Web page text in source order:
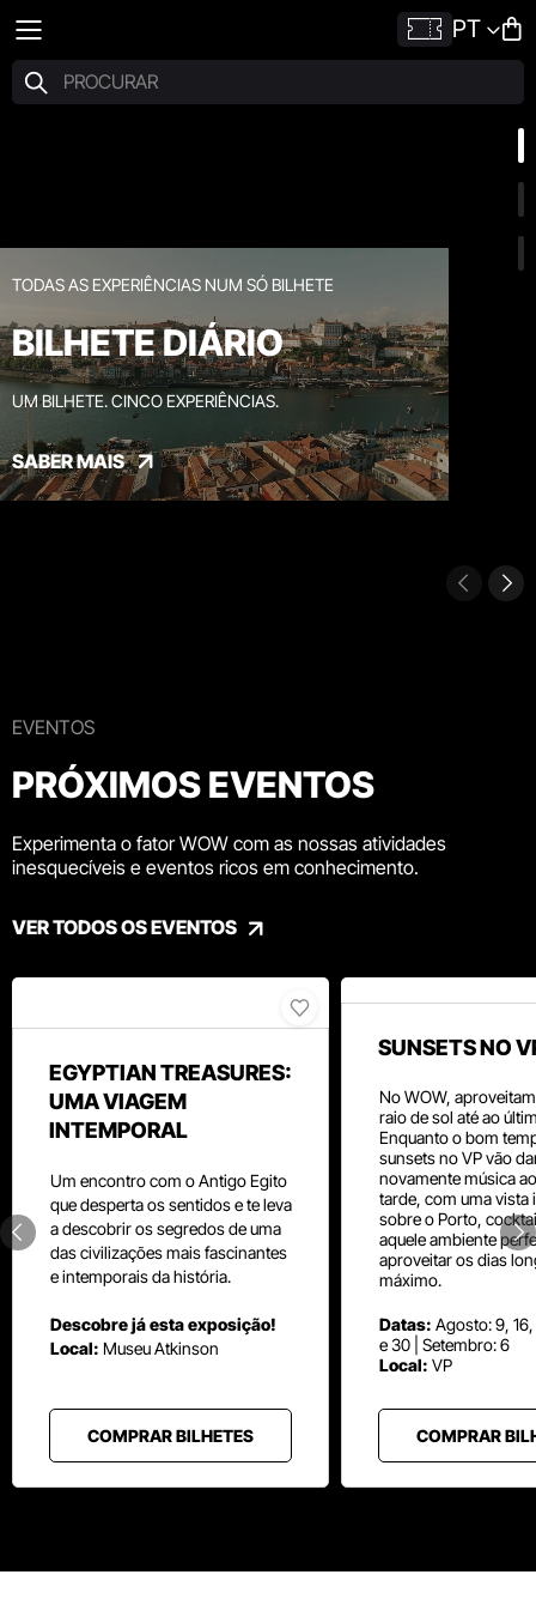
PT
TODAS AS EXPERIÊNCIAS NUM SÓ BILHETE
BILHETE DIÁRIO
UM BILHETE. CINCO EXPERIÊNCIAS.
SABER MAIS
EVENTOS
PRÓXIMOS EVENTOS
Experimenta o fator WOW com as nossas atividades
inesquecíveis e eventos ricos em conhecimento.
VER TODOS OS EVENTOS
EGYPTIAN TREASURES:
UMA VIAGEM
INTEMPORAL
Um encontro com oAntigo Egito
que desperta os sentidos e te leva
a descobrir os segredos de uma
das civilizações mais fascinantes
e intemporais da história.
Descobre já esta exposição!
Local: MuseuAtkinson
COMPRAR BILHETES
SUNSETS NO
No WOW,
raio de sol até ao
Enquanto o bom
sunsets no VP vão
novamente música
tarde, com uma vista
sobre o Porto,
aquele ambiente
aproveitar os dias
máximo.
Datas: Agosto: 9,
e 30 | Setembro: 6
Local: VP
COMPRAR